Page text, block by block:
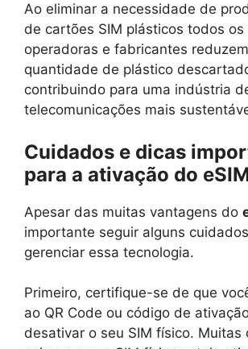
Ao eliminar a necessidade de
de cartões SIM plásticos todos os
operadoras e fabricantes
quantidade de plástico
contribuindo para uma indústria
telecomunicações mais
Cuidados e dicas
para a ativação do
Apesar das muitas vantagens do
importante seguir alguns
gerenciar essa tecnologia.
Primeiro, certifique-se de que
ao QR Code ou código de
desativar o seu SIM físico. Muitas